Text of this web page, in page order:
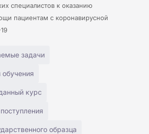
специалистов к оказанию
пациентам с коронавирусной
задачи
курс
образца